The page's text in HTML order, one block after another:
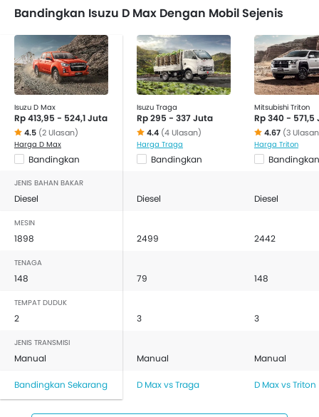
Bandingkan Isuzu D Max Dengan Mobil Sejenis
Isuzu D Max
Rp 413,95 - 524,1 Juta
4.5 (2 Ulasan)
Harga D Max
Bandingkan
Isuzu Traga
Rp 295 - 337 Juta
4.4 (4 Ulasan)
Harga Traga
Bandingkan
Mitsubishi Triton
Rp 340 - 571,5
4.67 (3
Harga Triton
Bandingkan
JENIS BAHAN BAKAR
Diesel Diesel Diesel
MESIN
1898 2499 2442
TENAGA
148 79 148
TEMPAT DUDUK
2 3 3
JENIS TRANSMISI
Manual Manual Manual
Bandingkan Sekarang D Max vs Traga D Max vs Triton